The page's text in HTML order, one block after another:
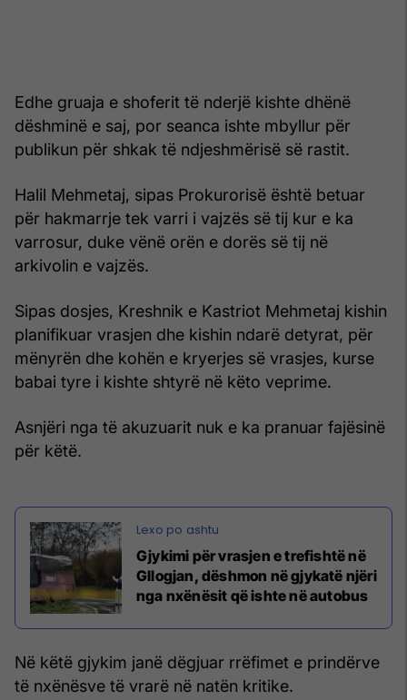
Edhe gruaja e shoferit të nderjë kishte dhënë
dëshminë e saj, por seanca ishte mbyllur për
publikun për shkak të ndjeshmërisë së rastit.
Halil Mehmetaj, sipas Prokurorisë është betuar
për hakmarrje tek varri i vajzës së tij kur e ka
varrosur, duke vënë orën e dorës së tij në
arkivolin e vajzës.
Sipas dosjes, Kreshnik e Kastriot Mehmetaj kishin
planifikuar vrasjen dhe kishin ndarë detyrat, për
mënyrën dhe kohën e kryerjes së vrasjes, kurse
babai tyre i kishte shtyrë në këto veprime.
Asnjëri nga të akuzuarit nuk e ka pranuar fajësinë
për këtë.
Gjykimi për vrasjen e trefishtë në
Gllogjan, dëshmon në gjykatë njëri
nga nxënësit që ishte në autobus
Në këtë gjykim janë dëgjuar rrëfimet e prindërve
të nxënësve të vrarë në natën kritike.